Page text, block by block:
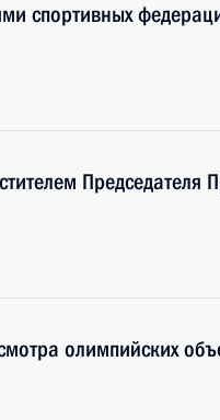
спортивных
Председателя
олимпийских